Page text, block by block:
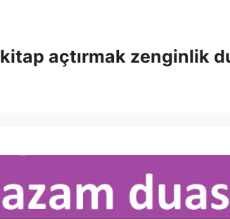
kitap açtırmak zenginlik